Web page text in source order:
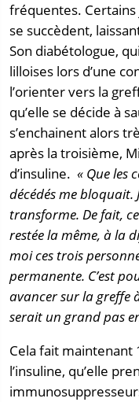
fréquentes. Certains
se succèdent,
Son diabétologue,
lilloises lors d’une
l’orienter vers la
qu’elle se décide à
s’enchainent alors
après la troisième,
d’insuline. « Que les
décédés me bloquait.
transforme. De fait,
restée la même, à la
moi ces trois
permanente. C’est
avancer sur la greffe
serait un grand pas
Cela fait maintenant
l’insuline, qu’elle